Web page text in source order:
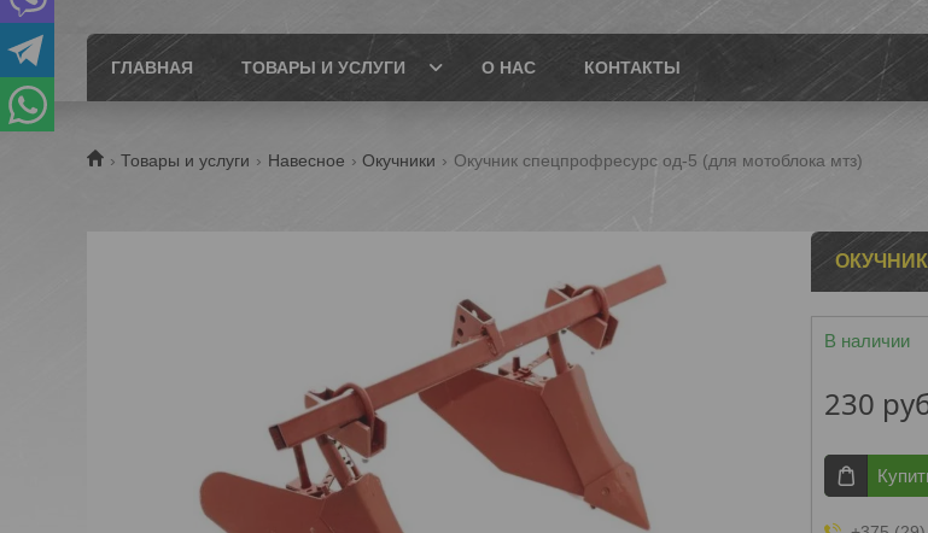
ГЛАВНАЯ ТОВАРЫ И УСЛУГИ О НАС КОНТАКТЫ
Товары и услуги Навесное Окучники Окучник спецпрофресурс од-5 (для мотоблока мтз)
В наличии
230